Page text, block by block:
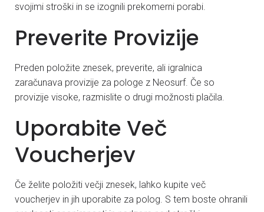
svojimi stroški in se izognili prekomerni porabi.
Preverite Provizije
Preden položite znesek, preverite, ali igralnica
zaračunava provizije za pologe z Neosurf. Če so
provizije visoke, razmislite o drugi možnosti plačila.
Uporabite Več
Voucherjev
Če želite položiti večji znesek, lahko kupite več
voucherjev in jih uporabite za polog. S tem boste ohranili